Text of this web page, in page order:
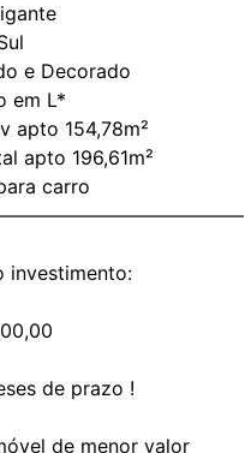
e Decorado
em L*
apto 154,78m²
apto 196,61m²
carro
investimento:
de prazo !
de menor valor